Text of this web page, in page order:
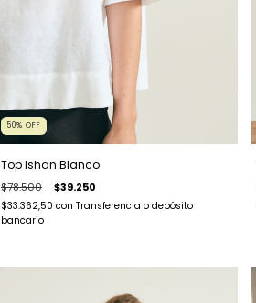
50% OFF
Top Ishan Blanco
$78.500 $39.250
$33.362,50 con Transferencia o depósito
bancario